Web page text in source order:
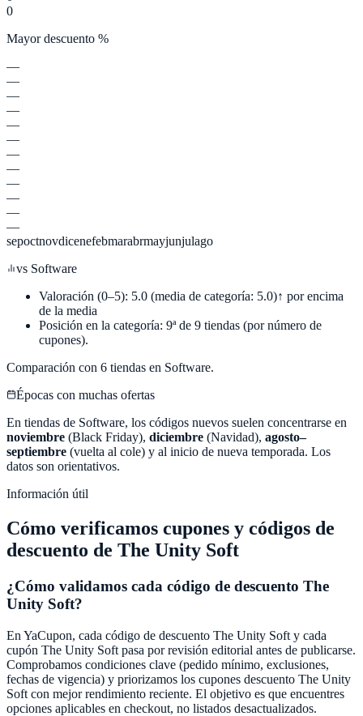
0
Mayor descuento %
—
—
—
—
—
—
—
—
—
—
—
—
sepoctnovdicenefebmarabrmayjunjulago
vs Software
Valoración (0–5): 5.0 (media de categoría: 5.0)↑ por encima
de la media
Posición en la categoría: 9ª de 9 tiendas (por número de
cupones).
Comparación con 6 tiendas en Software.
Épocas con muchas ofertas
En tiendas de Software, los códigos nuevos suelen concentrarse en
noviembre (Black Friday), diciembre (Navidad), agosto–
septiembre (vuelta al cole) y al inicio de nueva temporada. Los
datos son orientativos.
Información útil
Cómo verificamos cupones y códigos de
descuento de The Unity Soft
¿Cómo validamos cada código de descuento The
Unity Soft?
En YaCupon, cada código de descuento The Unity Soft y cada
cupón The Unity Soft pasa por revisión editorial antes de publicarse.
Comprobamos condiciones clave (pedido mínimo, exclusiones,
fechas de vigencia) y priorizamos los cupones descuento The Unity
Soft con mejor rendimiento reciente. El objetivo es que encuentres
opciones aplicables en checkout, no listados desactualizados.